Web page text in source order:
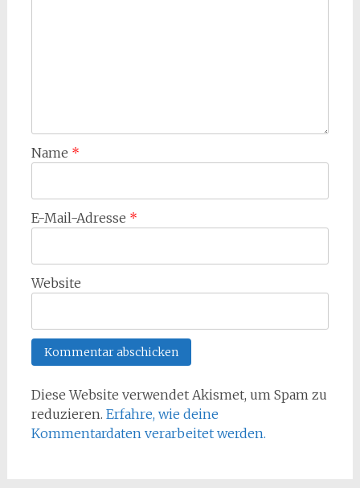
Name *
E-Mail-Adresse *
Website
Diese Website verwendet Akismet, um Spam zu
reduzieren. Erfahre, wie deine
Kommentardaten verarbeitet werden.